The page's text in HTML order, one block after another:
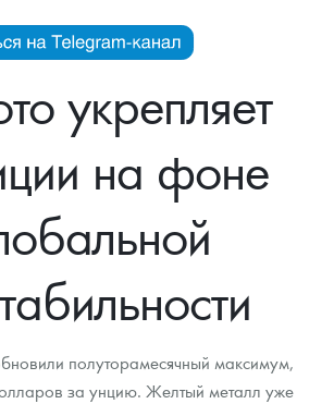
и СССР
после 1950г
монетами из драгметаллов
жетоновкурсов золота, серебра, платины на
укрепляет
на фоне
полуторамесячный максимум,
за унцию. Желтый металл уже